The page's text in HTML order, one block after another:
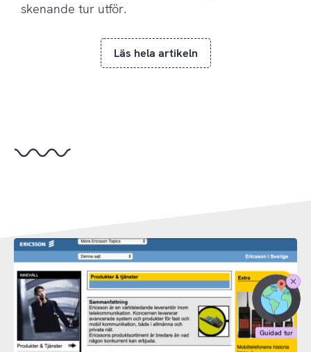
skenande tur utför.
Läs hela artikeln
Stäng
Guidad
tur